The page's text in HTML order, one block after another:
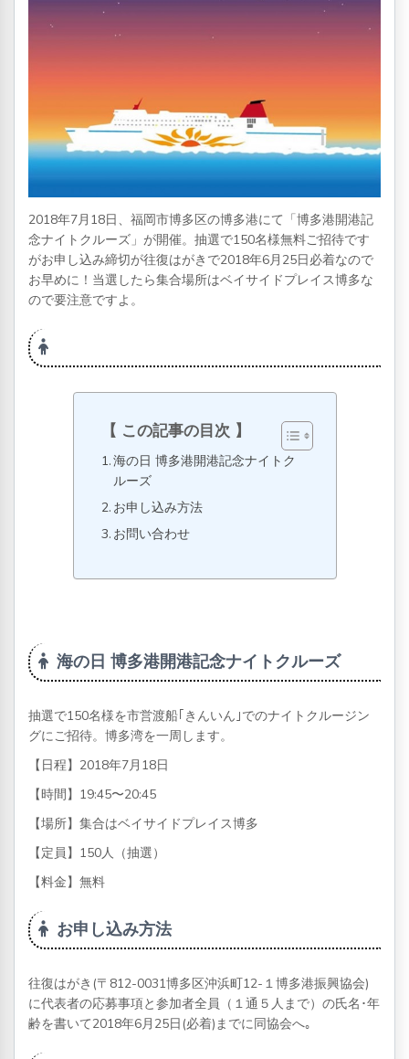
2018年7月18日、福岡市博多区の博多港にて「博多港開港記
念ナイトクルーズ」が開催。抽選で150名様無料ご招待です
がお申し込み締切が往復はがきで2018年6月25日必着なので
お早めに！当選したら集合場所はベイサイドプレイス博多な
ので要注意ですよ。
この記事の目次
海の日 博多港開港記念ナイトク
ルーズ
お申し込み方法
お問い合わせ
海の日 博多港開港記念ナイトクルーズ
抽選で150名様を市営渡船｢きんいん｣でのナイトクルージン
グにご招待。博多湾を一周します。
【日程】2018年7月18日
【時間】19:45〜20:45
【場所】集合はベイサイドプレイス博多
【定員】150人（抽選）
【料金】無料
お申し込み方法
往復はがき(〒812-0031博多区沖浜町12-１博多港振興協会)
に代表者の応募事項と参加者全員（１通５人まで）の氏名･年
齢を書いて2018年6月25日(必着)までに同協会へ｡